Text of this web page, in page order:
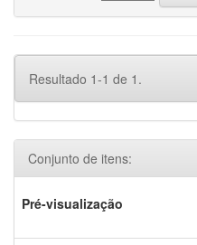
Resultado 1-1 de 1.
Conjunto de itens:
Pré-visualização